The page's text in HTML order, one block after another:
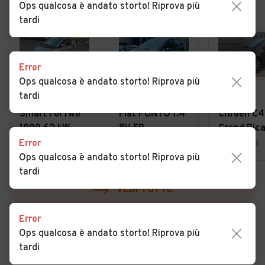
€ 4.000
Smart ForTwo
1000 62 kW
cabrio pulse
Brescia (BS)
Fiat PUNTO 1.4
8V 5P
POWER
Citroen C4
Grand
2.0 HDi
Milano (MI)
VEDI TUTTE
Ops qualcosa è andato storto! Riprova più
tardi
Error
Ops qualcosa è andato storto! Riprova più
tardi
Error
Ops qualcosa è andato storto! Riprova più
tardi
Error
Ops qualcosa è andato storto! Riprova più
tardi